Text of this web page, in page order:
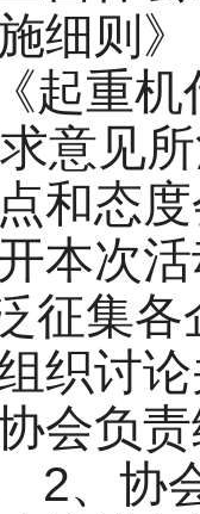
细则
起重
意见
和态
本次
征集
织讨
会负
2、协